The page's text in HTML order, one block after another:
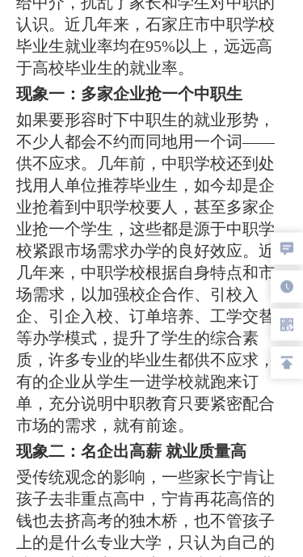
认识。近几年来，石家庄市中职学校
毕业生就业率均在95%以上，远远高
于高校毕业生的就业率。
现象一：多家企业抢一个中职生
如果要形容时下中职生的就业形势，
不少人都会不约而同地用一个词——
供不应求。几年前，中职学校还到处
找用人单位推荐毕业生，如今却是企
业抢着到中职学校要人，甚至多家企
业抢一个学生，这些都是源于中职学
校紧跟市场需求办学的良好效应。近
几年来，中职学校根据自身特点和市
场需求，以加强校企合作、引校入
企、引企入校、订单培养、工学交替
等办学模式，提升了学生的综合素
质，许多专业的毕业生都供不应求，
有的企业从学生一进学校就跑来订
单，充分说明中职教育只要紧密配合
市场的需求，就有前途。
现象二：名企出高薪 就业质量高
受传统观念的影响，一些家长宁肯让
孩子去非重点高中，宁肯再花高倍的
钱也去挤高考的独木桥，也不管孩子
上的是什么专业大学，只认为自己的